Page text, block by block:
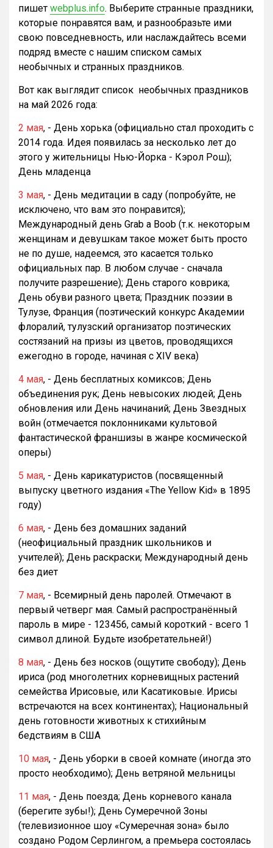
пишет webplus.info. Выберите странные праздники,
которые понравятся вам, и разнообразьте ими
свою повседневность, или наслаждайтесь всеми
подряд вместе с нашим списком самых
необычных и странных праздников.
Вот как выглядит список необычных праздников
на май 2026 года:
2 мая, - День хорька (официально стал проходить с
2014 года. Идея появилась за несколько лет до
этого у жительницы Нью-Йорка - Кэрол Рош);
День младенца
3 мая, - День медитации в саду (попробуйте, не
исключено, что вам это понравится);
Международный день Grab a Boob (т.к. некоторым
женщинам и девушкам такое может быть просто
не по душе, надеемся, это касается только
официальных пар. В любом случае - сначала
получите разрешение); День старого коврика;
День обуви разного цвета; Праздник поэзии в
Тулузе, Франция (поэтический конкурс Академии
флоралий, тулузский организатор поэтических
состязаний на призы из цветов, проводящихся
ежегодно в городе, начиная с XIV века)
4 мая, - День бесплатных комиксов; День
объединения рук; День невысоких людей; День
обновления или День начинаний; День Звездных
войн (отмечается поклонниками культовой
фантастической франшизы в жанре космической
оперы)
5 мая, - День карикатуристов (посвященный
выпуску цветного издания «The Yellow Kid» в 1895
году)
6 мая, - День без домашних заданий
(неофициальный праздник школьников и
учителей); День раскраски; Международный день
без диет
7 мая, - Всемирный день паролей. Отмечают в
первый четверг мая. Самый распространённый
пароль в мире - 123456, самый короткий - всего 1
символ длиной. Будьте изобретательней!)
8 мая, - День без носков (ощутите свободу); День
ириса (род многолетних корневищных растений
семейства Ирисовые, или Касатиковые. Ирисы
встречаются на всех континентах); Национальный
день готовности животных к стихийным
бедствиям в США
10 мая, - День уборки в своей комнате (иногда это
просто необходимо); День ветряной мельницы
11 мая, - День поезда; День корневого канала
(берегите зубы!); День Сумеречной Зоны
(телевизионное шоу «Сумеречная зона» было
создано Родом Серлингом, а премьера состоялась